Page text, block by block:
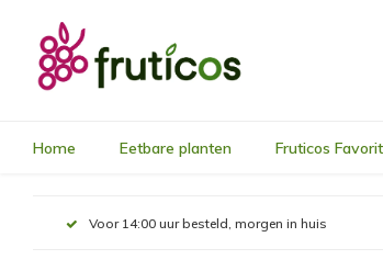
Home Eetbare planten Fruticos
Voor 14:00 uur besteld, morgen in huis